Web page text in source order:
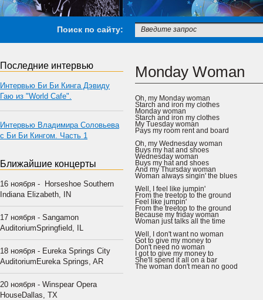
Поиск по сайту:
Последние интервью
Интервью Би Би Кинга Дэвиду
Гаю из "World Cafe".
Интервью Владимира Соловьева
с Би Би Кингом. Часть 1
Ближайшие концерты
16 ноября - Horseshoe Southern
Indiana Elizabeth, IN
17 ноября - Sangamon
AuditoriumSpringfield, IL
18 ноября - Eureka Springs City
AuditoriumEureka Springs, AR
20 ноября - Winspear Opera
HouseDallas, TX
Monday Woman
Oh, my Monday woman
Starch and iron my clothes
Monday woman
Starch and iron my clothes
My Tuesday woman
Pays my room rent and board
Oh, my Wednesday woman
Buys my hat and shoes
Wednesday woman
Buys my hat and shoes
And my Thursday woman
Woman always singin' the blues
Well, I feel like jumpin'
From the treetop to the ground
Feel like jumpin'
From the treetop to the ground
Because my friday woman
Woman just talks all the time
Well, I don't want no woman
Got to give my money to
Don't need no woman
I got to give my money to
She'll spend it all on a bar
The woman don't mean no good